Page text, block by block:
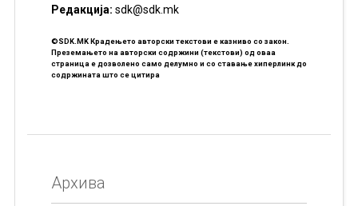
Редакцијa: sdk@sdk.mk
©SDK.MK Крадењето авторски текстови е казниво со закон.
Преземањето на авторски содржини (текстови) од оваа
страница е дозволено само делумно и со ставање хиперлинк до
содржината што се цитира
Архива